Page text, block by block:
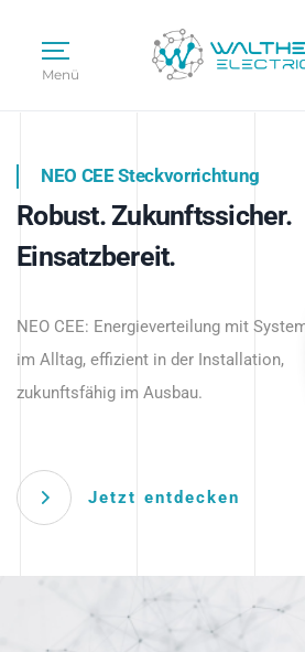
Menü
Intelligente
beginnt
NEO CEE Steckvorrichtung
Robust. Zukunftssicher.
Einsatzbereit.
NEO CEE: Energieverteilung mit
im Alltag, effizient in der Installation,
zukunftsfähig im Ausbau.
Jetzt entdecken
Intelligenz trifft Energie.
Anwendungen – robust, IP-geschützt
zukunftsfähig.